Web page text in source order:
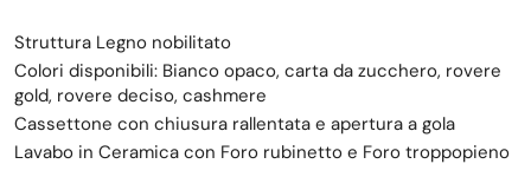
Struttura Legno nobilitato
Colori disponibili: Bianco opaco, carta da zucchero, rovere
gold, rovere deciso, cashmere
Cassettone con chiusura rallentata e apertura a gola
Lavabo in Ceramica con Foro rubinetto e Foro troppopieno